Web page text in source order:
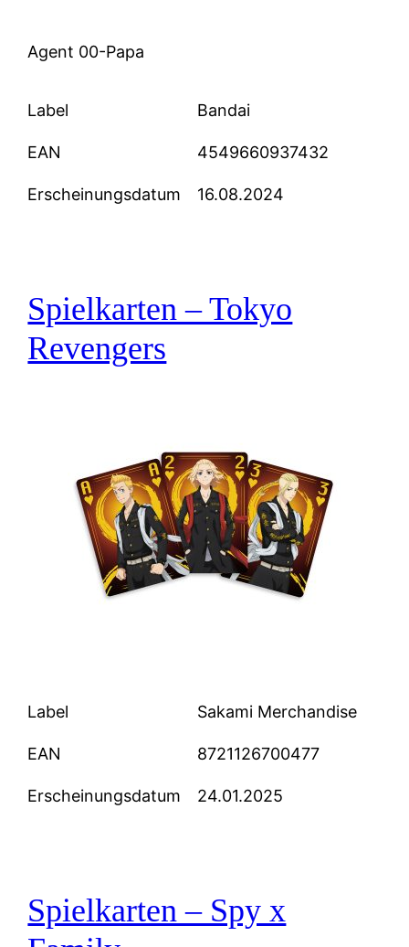
Agent 00-Papa
Label Bandai
EAN 4549660937432
Erscheinungsdatum 16.08.2024
Spielkarten – Tokyo
Revengers
Label Sakami Merchandise
EAN 8721126700477
Erscheinungsdatum 24.01.2025
Spielkarten – Spy x